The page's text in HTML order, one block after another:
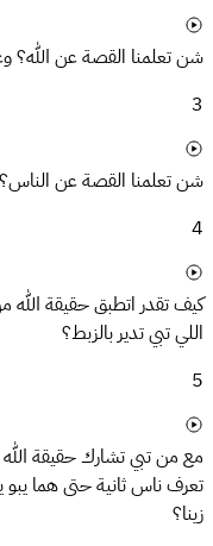
شن تعلمنا القصة عن
3
شن تعلمنا القصة عن
4
كيف تقدر اتطبق حقيقة
اللي تبي تدير بالزبط؟
5
مع من تبي تشارك حقيقة الله
تعرف ناس ثانية حتى هما يبو
زينا؟